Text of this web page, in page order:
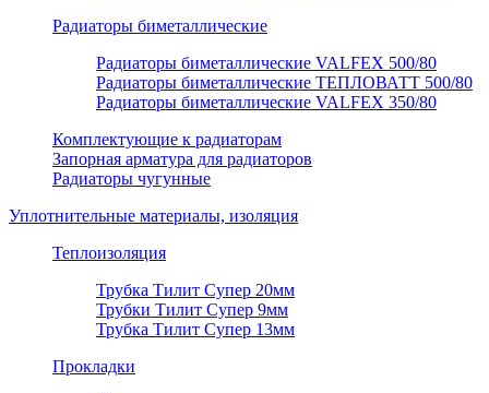
Радиаторы биметаллические
Радиаторы биметаллические VALFEX 500/80
Радиаторы биметаллические ТЕПЛОВАТТ 500/80
Радиаторы биметаллические VALFEX 350/80
Комплектующие к радиаторам
Запорная арматура для радиаторов
Радиаторы чугунные
Уплотнительные материалы, изоляция
Теплоизоляция
Трубка Тилит Супер 20мм
Трубки Тилит Супер 9мм
Трубка Тилит Супер 13мм
Прокладки